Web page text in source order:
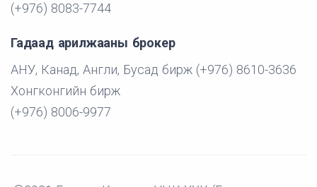
(+976) 8083-7744
Гадаад арилжааны брокер
АНУ, Канад, Англи, Бусад бирж (+976) 8610-3636
Хонгконгийн бирж
(+976) 8006-9977